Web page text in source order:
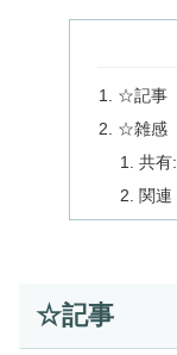
☆記事
☆雑感
共有:
関連
☆記事